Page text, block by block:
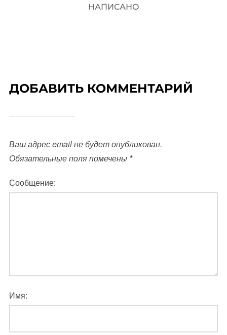
НАПИСАНО
ДОБАВИТЬ КОММЕНТАРИЙ
Ваш адрес email не будет опубликован.
Обязательные поля помечены *
Сообщение:
Имя: